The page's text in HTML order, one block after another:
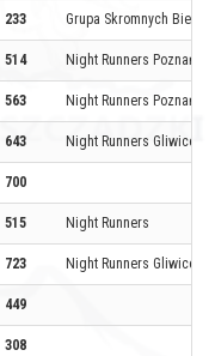
233 Grupa Skromnych
514 Night Runners Poznań
563 Night Runners Poznań
643 Night Runners Gliwice
700
515 Night Runners
723 Night Runners Gliwice
449
308